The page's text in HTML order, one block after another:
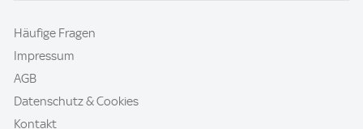
Häufige Fragen
Impressum
AGB
Datenschutz & Cookies
Kontakt